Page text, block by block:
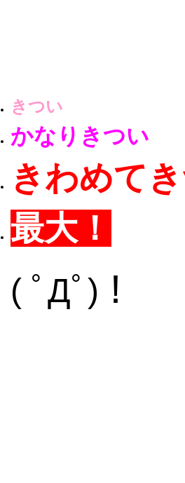
きつい
かなりきつい
きわめて
最大！
( ﾟДﾟ)！